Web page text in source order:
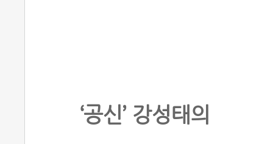
‘공신’ 강성태의